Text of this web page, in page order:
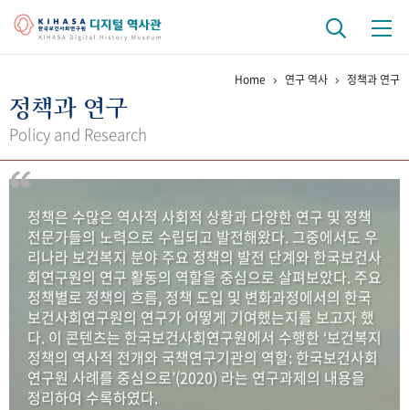
걸어온 길 기관 변천사
연구 역사
정책과 연구 키워드로 보는 연구 역사
연구자들
간행물 변천사
기록물 아카이브
사진 아카이브 문서 기록물 행정박물 영상 기록물
50+1주년 기념
Home 연구 역사 정책과 연구
정책과 연구
Policy and Research
정책은 수많은 역사적 사회적 상황과 다양한 연구 및 정책
전문가들의 노력으로 수립되고 발전해왔다. 그중에서도 우
리나라 보건복지 분야 주요 정책의 발전 단계와 한국보건사
회연구원의 연구 활동의 역할을 중심으로 살펴보았다. 주요
정책별로 정책의 흐름, 정책 도입 및 변화과정에서의 한국
보건사회연구원의 연구가 어떻게 기여했는지를 보고자 했
다. 이 콘텐츠는 한국보건사회연구원에서 수행한 ‘보건복지
정책의 역사적 전개와 국책연구기관의 역할: 한국보건사회
연구원 사례를 중심으로’(2020) 라는 연구과제의 내용을
정리하여 수록하였다.